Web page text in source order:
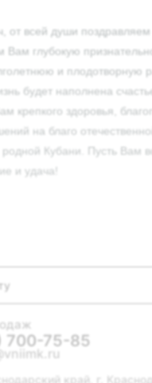
от всей души поздравляем
глубокую
и плодотворную
будет наполнена
крепкого здоровья,
на благо
Кубани. Пусть Вам
и удача!
700-75-85
край, г.